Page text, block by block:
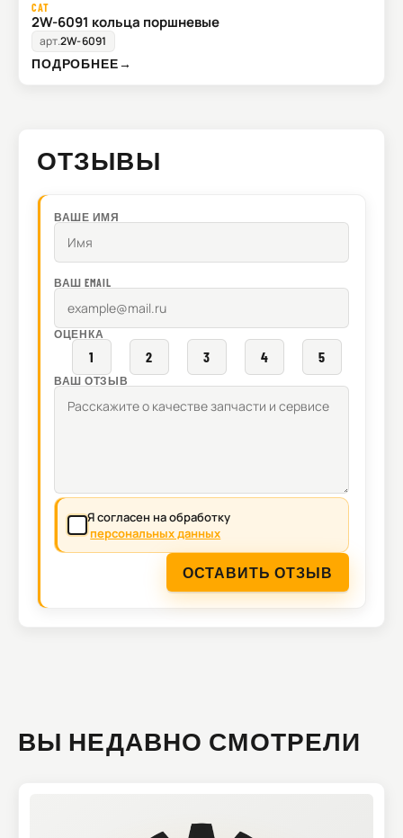
CAT
2W-6091 кольца поршневые
арт.2W-6091
ПОДРОБНЕЕ→
ОТЗЫВЫ
ВАШЕ ИМЯ
ВАШ EMAIL
ОЦЕНКА
1 2 3 4 5
ВАШ ОТЗЫВ
Я согласен на обработку
персональных данных
ОСТАВИТЬ ОТЗЫВ
ВЫ НЕДАВНО СМОТРЕЛИ